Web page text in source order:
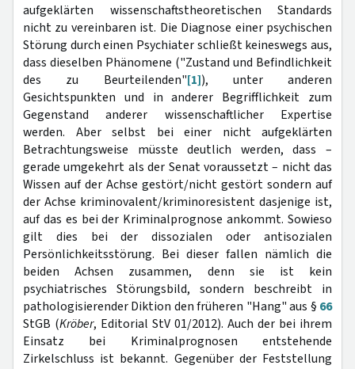
aufgeklärten wissenschaftstheoretischen Standards
nicht zu vereinbaren ist. Die Diagnose einer psychischen
Störung durch einen Psychiater schließt keineswegs aus,
dass dieselben Phänomene ("Zustand und Befindlichkeit
des zu Beurteilenden"[1]), unter anderen
Gesichtspunkten und in anderer Begrifflichkeit zum
Gegenstand anderer wissenschaftlicher Expertise
werden. Aber selbst bei einer nicht aufgeklärten
Betrachtungsweise müsste deutlich werden, dass –
gerade umgekehrt als der Senat voraussetzt – nicht das
Wissen auf der Achse gestört/nicht gestört sondern auf
der Achse kriminovalent/kriminoresistent dasjenige ist,
auf das es bei der Kriminalprognose ankommt. Sowieso
gilt dies bei der dissozialen oder antisozialen
Persönlichkeitsstörung. Bei dieser fallen nämlich die
beiden Achsen zusammen, denn sie ist kein
psychiatrisches Störungsbild, sondern beschreibt in
pathologisierender Diktion den früheren "Hang" aus § 66
StGB (Kröber, Editorial StV 01/2012). Auch der bei ihrem
Einsatz bei Kriminalprognosen entstehende
Zirkelschluss ist bekannt. Gegenüber der Feststellung